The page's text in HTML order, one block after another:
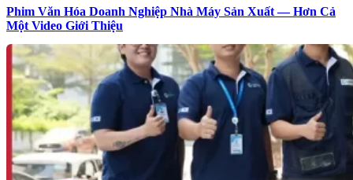
Phim Văn Hóa Doanh Nghiệp Nhà Máy Sản Xuất — Hơn Cả
Một Video Giới Thiệu